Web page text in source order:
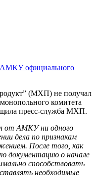
(МХП) не получал
комитета
пресс-служба МХП.
от АМКУ ни одного
дела по признакам
После того, как
о начале
способствовать
необходимые